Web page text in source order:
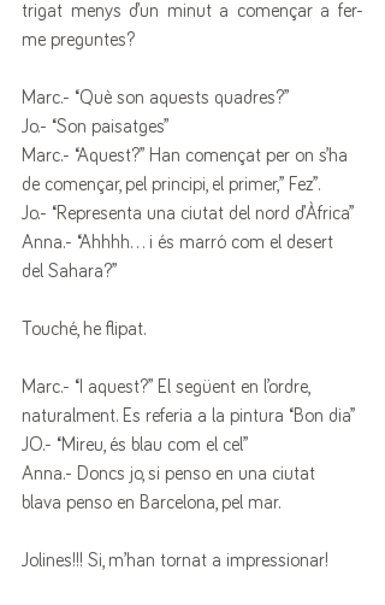
trigat menys d’un minut a començar a fer-
me preguntes?
Marc.- “Què son aquests quadres?”
Jo.- “Son paisatges”
Marc.- “Aquest?” Han començat per on s’ha
de començar, pel principi, el primer,” Fez”.
Jo.- “Representa una ciutat del nord d’Àfrica”
Anna.- “Ahhhh… i és marró com el desert
del Sahara?”
Touché, he flipat.
Marc.- “I aquest?” El següent en l’ordre,
naturalment. Es referia a la pintura “Bon dia”
JO.- “Mireu, és blau com el cel”
Anna.- Doncs jo, si penso en una ciutat
blava penso en Barcelona, pel mar.
Jolines!!! Si, m’han tornat a impressionar!